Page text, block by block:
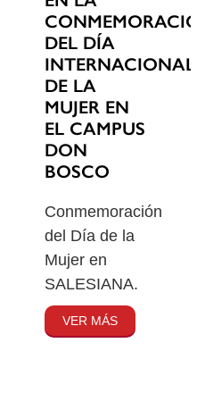
CONMEMORACIÓN
DEL DÍA
INTERNACIONAL
DE LA
MUJER EN
EL CAMPUS
DON
BOSCO
Conmemoración
del Día de la
Mujer en
SALESIANA.
VER MÁS